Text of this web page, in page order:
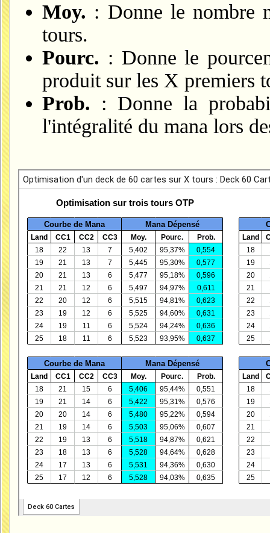
Moy. : Donne le nombre
tours.
Pourc. : Donne le
produit sur les X premiers
Prob. : Donne la
l'intégralité du mana lors